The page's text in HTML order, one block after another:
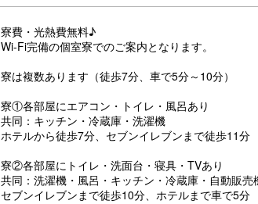
寮費・光熱費無料♪
Wi-Fi完備の個室寮でのご案内となります。
寮は複数あります（徒歩7分、車で5分～10分）
寮①各部屋にエアコン・トイレ・風呂あり
共同：キッチン・冷蔵庫・洗濯機
ホテルから徒歩7分、セブンイレブンまで徒歩11分
寮②各部屋にトイレ・洗面台・寝具・TVあり
共同：洗濯機・風呂・キッチン・冷蔵庫・自動販売
セブンイレブンまで徒歩10分、ホテルまで車で5分